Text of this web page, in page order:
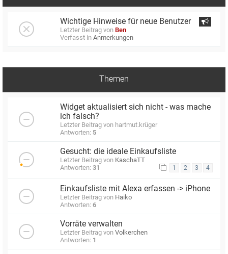
Wichtige Hinweise für neue Benutzer
Letzter Beitrag von Ben
Verfasst in Anmerkungen
Themen
Widget aktualisiert sich nicht - was mache
ich falsch?
Letzter Beitrag von hartmut.krüger
Antworten: 5
Gesucht: die ideale Einkaufsliste
Letzter Beitrag von KaschaTT
Antworten: 31 1 2 3 4
Einkaufsliste mit Alexa erfassen -> iPhone
Letzter Beitrag von Haiko
Antworten: 6
Vorräte verwalten
Letzter Beitrag von Volkerchen
Antworten: 1